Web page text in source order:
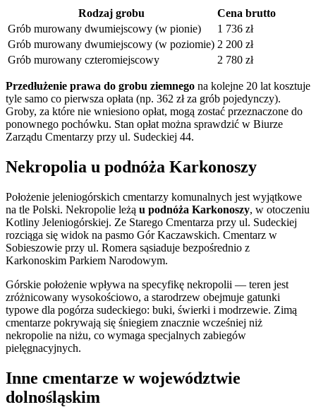
Rodzaj grobu
Cena brutto
Grób murowany dwumiejscowy (w pionie)
1 736 zł
Grób murowany dwumiejscowy (w poziomie) 2 200 zł
Grób murowany czteromiejscowy
2 780 zł
Przedłużenie prawa do grobu ziemnego na kolejne 20 lat kosztuje
tyle samo co pierwsza opłata (np. 362 zł za grób pojedynczy).
Groby, za które nie wniesiono opłat, mogą zostać przeznaczone do
ponownego pochówku. Stan opłat można sprawdzić w Biurze
Zarządu Cmentarzy przy ul. Sudeckiej 44.
Nekropolia u podnóża Karkonoszy
Położenie jeleniogórskich cmentarzy komunalnych jest wyjątkowe
na tle Polski. Nekropolie leżą u podnóża Karkonoszy, w otoczeniu
Kotliny Jeleniogórskiej. Ze Starego Cmentarza przy ul. Sudeckiej
rozciąga się widok na pasmo Gór Kaczawskich. Cmentarz w
Sobieszowie przy ul. Romera sąsiaduje bezpośrednio z
Karkonoskim Parkiem Narodowym.
Górskie położenie wpływa na specyfikę nekropolii — teren jest
zróżnicowany wysokościowo, a starodrzew obejmuje gatunki
typowe dla pogórza sudeckiego: buki, świerki i modrzewie. Zimą
cmentarze pokrywają się śniegiem znacznie wcześniej niż
nekropolie na niżu, co wymaga specjalnych zabiegów
pielęgnacyjnych.
Inne cmentarze w województwie
dolnośląskim